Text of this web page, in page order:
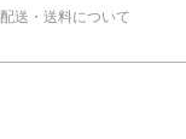
配送・送料について